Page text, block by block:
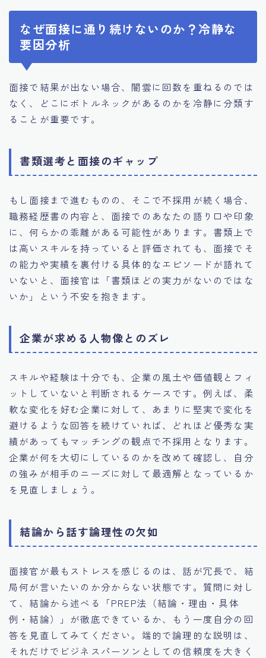
なぜ面接に通り続けないのか？冷静な
要因分析
面接で結果が出ない場合、闇雲に回数を重ねるのでは
なく、どこにボトルネックがあるのかを冷静に分類す
ることが重要です。
書類選考と面接のギャップ
もし面接まで進むものの、そこで不採用が続く場合、
職務経歴書の内容と、面接でのあなたの語り口や印象
に、何らかの乖離がある可能性があります。書類上で
は高いスキルを持っていると評価されても、面接でそ
の能力や実績を裏付ける具体的なエピソードが語れて
いないと、面接官は「書類ほどの実力がないのではな
いか」という不安を抱きます。
企業が求める人物像とのズレ
スキルや経験は十分でも、企業の風土や価値観とフィ
ットしていないと判断されるケースです。例えば、柔
軟な変化を好む企業に対して、あまりに堅実で変化を
避けるような回答を続けていれば、どれほど優秀な実
績があってもマッチングの観点で不採用となります。
企業が何を大切にしているのかを改めて確認し、自分
の強みが相手のニーズに対して最適解となっているか
を見直しましょう。
結論から話す論理性の欠如
面接官が最もストレスを感じるのは、話が冗長で、結
局何が言いたいのか分からない状態です。質問に対し
て、結論から述べる「PREP法（結論・理由・具体
例・結論）」が徹底できているか、もう一度自分の回
答を見直してみてください。端的で論理的な説明は、
それだけでビジネスパーソンとしての信頼度を大きく